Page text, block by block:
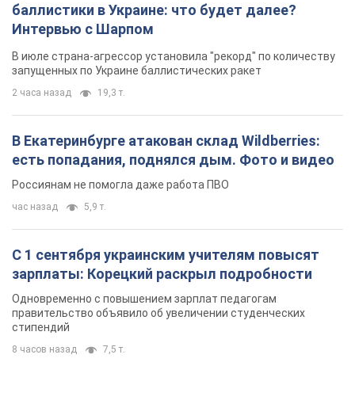
баллистики в Украине: что будет далее?
Интервью с Шарпом
В июле страна-агрессор установила "рекорд" по количеству
запущенных по Украине баллистических ракет
2 часа назад 19,3 т.
В Екатеринбурге атакован склад Wildberries:
есть попадания, поднялся дым. Фото и видео
Россиянам не помогла даже работа ПВО
час назад 5,9 т.
С 1 сентября украинским учителям повысят
зарплаты: Корецкий раскрыл подробности
Одновременно с повышением зарплат педагогам
правительство объявило об увеличении студенческих
стипендий
8 часов назад 7,5 т.